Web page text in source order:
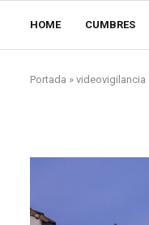
HOME CUMBRES
Portada » videovigilancia